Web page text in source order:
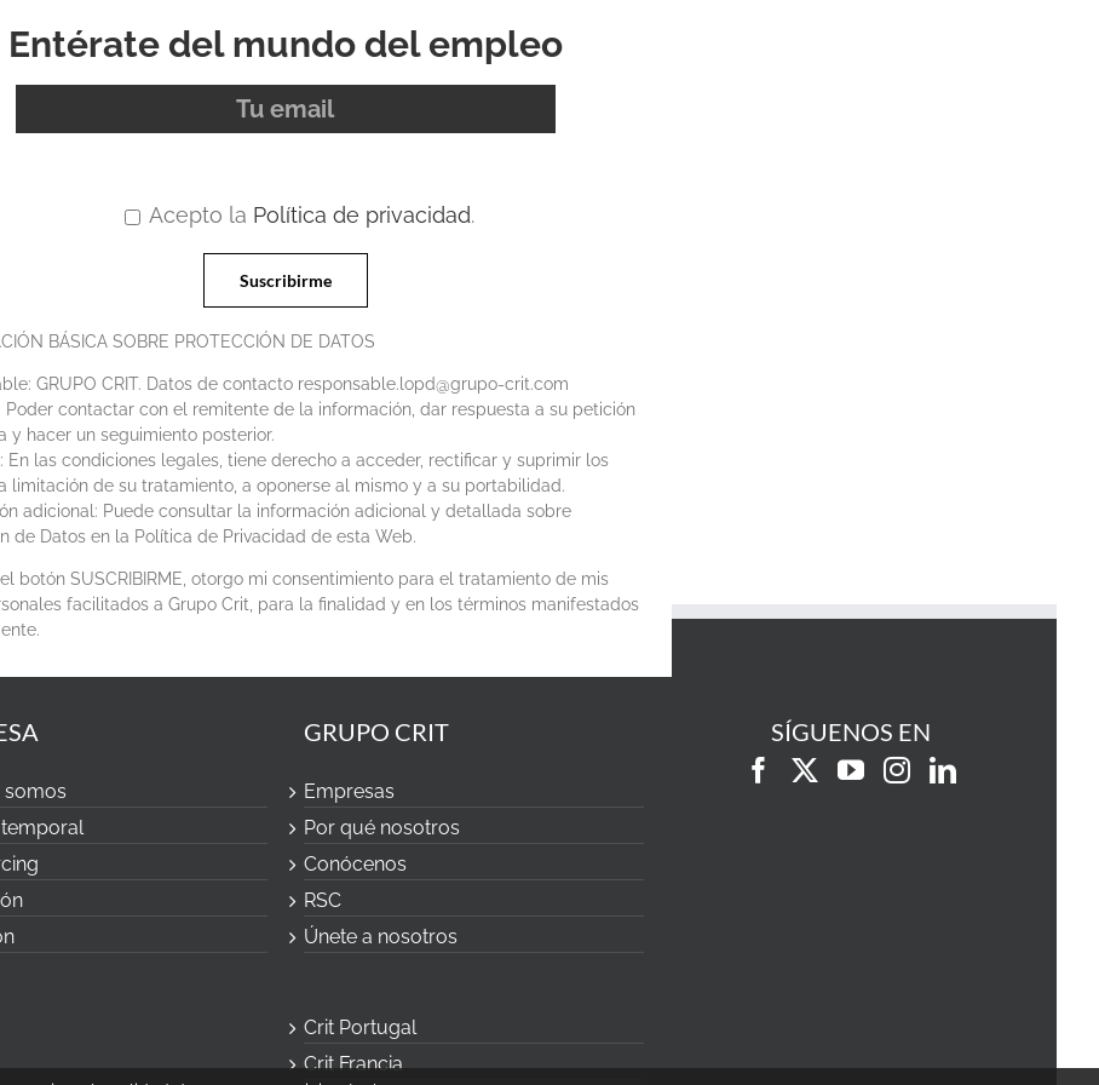
Entérate del mundo del empleo
Acepto la Política de privacidad.
BÁSICA SOBRE PROTECCIÓN DE DATOS
GRUPO CRIT. Datos de contacto responsable.lopd@grupo-crit.com
Poder contactar con el remitente de la información, dar respuesta a su petición
y hacer un seguimiento posterior.
En las condiciones legales, tiene derecho a acceder, rectificar y suprimir los
limitación de su tratamiento, a oponerse al mismo y a su portabilidad.
adicional: Puede consultar la información adicional y detallada sobre
de Datos en la Política de Privacidad de esta Web.
botón SUSCRIBIRME, otorgo mi consentimiento para el tratamiento de mis
facilitados a Grupo Crit, para la finalidad y en los términos manifestados
somos
GRUPO CRIT
Empresas
Por qué nosotros
Conócenos
RSC
Únete a nosotros
Crit Portugal
Crit Francia
SÍGUENOS EN